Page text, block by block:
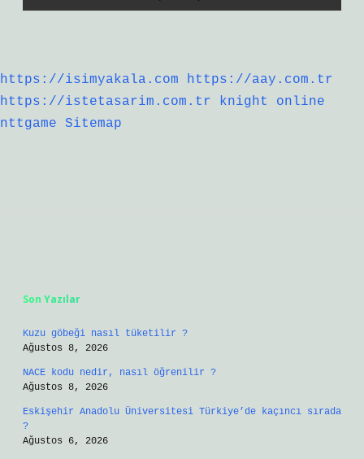
https://isimyakala.com
https://aay.com.tr
https://istetasarim.com.tr
knight online
nttgame
Sitemap
Son Yazılar
Kuzu göbeği nasıl tüketilir ?
Ağustos 8, 2026
NACE kodu nedir, nasıl öğrenilir ?
Ağustos 8, 2026
Eskişehir Anadolu Üniversitesi Türkiye’de kaçıncı sırada
?
Ağustos 6, 2026